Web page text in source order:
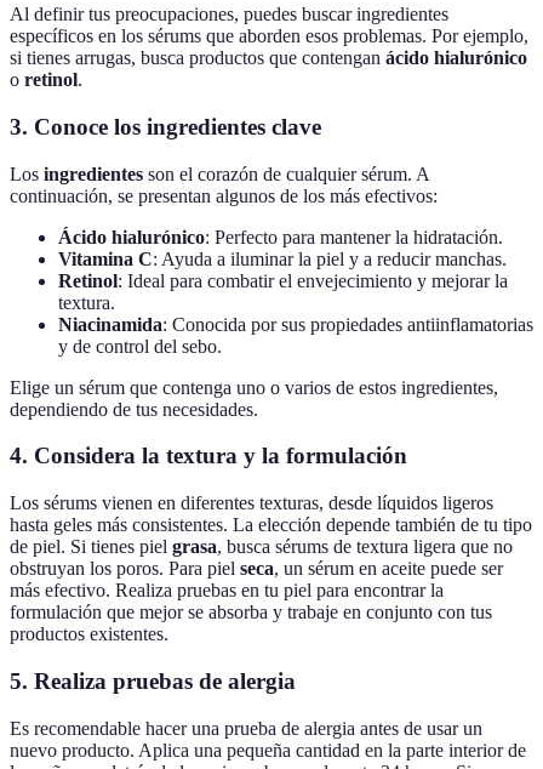
Al definir tus preocupaciones, puedes buscar ingredientes
específicos en los sérums que aborden esos problemas. Por ejemplo,
si tienes arrugas, busca productos que contengan ácido hialurónico
o retinol.
3. Conoce los ingredientes clave
Los ingredientes son el corazón de cualquier sérum. A
continuación, se presentan algunos de los más efectivos:
Ácido hialurónico: Perfecto para mantener la hidratación.
Vitamina C: Ayuda a iluminar la piel y a reducir manchas.
Retinol: Ideal para combatir el envejecimiento y mejorar la
textura.
Niacinamida: Conocida por sus propiedades antiinflamatorias
y de control del sebo.
Elige un sérum que contenga uno o varios de estos ingredientes,
dependiendo de tus necesidades.
4. Considera la textura y la formulación
Los sérums vienen en diferentes texturas, desde líquidos ligeros
hasta geles más consistentes. La elección depende también de tu tipo
de piel. Si tienes piel grasa, busca sérums de textura ligera que no
obstruyan los poros. Para piel seca, un sérum en aceite puede ser
más efectivo. Realiza pruebas en tu piel para encontrar la
formulación que mejor se absorba y trabaje en conjunto con tus
productos existentes.
5. Realiza pruebas de alergia
Es recomendable hacer una prueba de alergia antes de usar un
nuevo producto. Aplica una pequeña cantidad en la parte interior de